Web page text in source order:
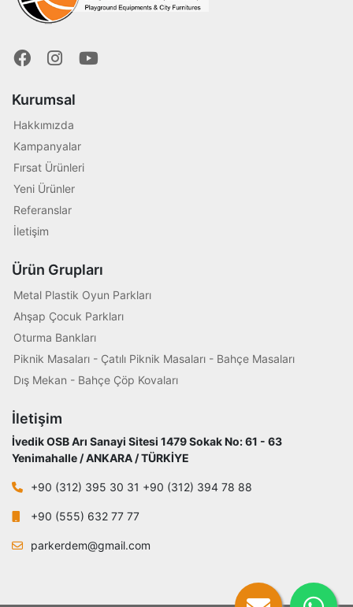
Kurumsal
Hakkımızda
Kampanyalar
Fırsat Ürünleri
Yeni Ürünler
Referanslar
İletişim
Ürün Grupları
Metal Plastik Oyun Parkları
Ahşap Çocuk Parkları
Oturma Bankları
Piknik Masaları - Çatılı Piknik Masaları - Bahçe Masaları
Dış Mekan - Bahçe Çöp Kovaları
İletişim
İvedik OSB Arı Sanayi Sitesi 1479 Sokak No: 61 - 63
Yenimahalle / ANKARA / TÜRKİYE
+90 (312) 395 30 31 +90 (312) 394 78 88
+90 (555) 632 77 77
parkerdem@gmail.com